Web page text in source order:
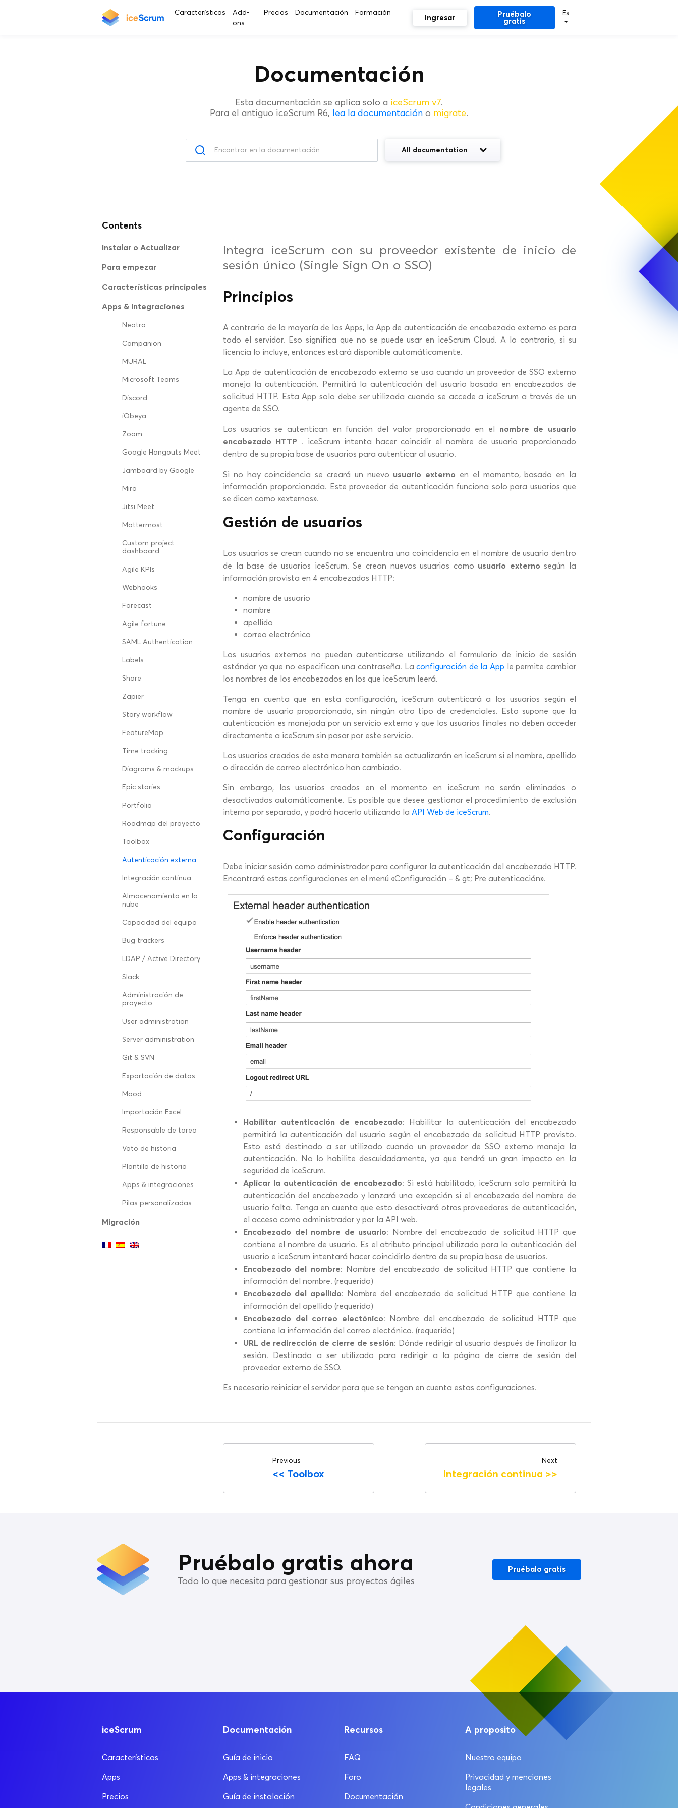
Características
Add-
ons
Precios Documentación Formación
Ingresar Pruébalo
gratis
Es
Documentación
Esta documentación se aplica solo a iceScrum v7.
Para el antiguo iceScrum R6, lea la documentación o migrate.
All documentation
Contents
Instalar o Actualizar
Para empezar
Características principales
Apps & integraciones
Neatro
Companion
MURAL
Microsoft Teams
Discord
iObeya
Zoom
Google Hangouts Meet
Jamboard by Google
Miro
Jitsi Meet
Mattermost
Custom project
dashboard
Agile KPIs
Webhooks
Forecast
Agile fortune
SAML Authentication
Labels
Share
Zapier
Story workflow
FeatureMap
Time tracking
Diagrams & mockups
Epic stories
Portfolio
Roadmap del proyecto
Toolbox
Autenticación externa
Integración continua
Almacenamiento en la
nube
Capacidad del equipo
Bug trackers
LDAP / Active Directory
Slack
Administración de
proyecto
User administration
Server administration
Git & SVN
Exportación de datos
Mood
Importación Excel
Responsable de tarea
Voto de historia
Plantilla de historia
Apps & integraciones
Pilas personalizadas
Migración
Integra iceScrum con su proveedor existente de inicio de
sesión único (Single Sign On o SSO)
Principios
A contrario de la mayoría de las Apps, la App de autenticación de encabezado externo es para
todo el servidor. Eso significa que no se puede usar en iceScrum Cloud. A lo contrario, si su
licencia lo incluye, entonces estará disponible automáticamente.
La App de autenticación de encabezado externo se usa cuando un proveedor de SSO externo
maneja la autenticación. Permitirá la autenticación del usuario basada en encabezados de
solicitud HTTP. Esta App solo debe ser utilizada cuando se accede a iceScrum a través de un
agente de SSO.
Los usuarios se autentican en función del valor proporcionado en el nombre de usuario
encabezado HTTP . iceScrum intenta hacer coincidir el nombre de usuario proporcionado
dentro de su propia base de usuarios para autenticar al usuario.
Si no hay coincidencia se creará un nuevo usuario externo en el momento, basado en la
información proporcionada. Este proveedor de autenticación funciona solo para usuarios que
se dicen como «externos».
Gestión de usuarios
Los usuarios se crean cuando no se encuentra una coincidencia en el nombre de usuario dentro
de la base de usuarios iceScrum. Se crean nuevos usuarios como usuario externosegún la
información provista en 4 encabezados HTTP:
nombre de usuario
nombre
apellido
correo electrónico
Los usuarios externos no pueden autenticarse utilizando el formulario de inicio de sesión
estándar ya que no especifican una contraseña. Laconfiguración de la App le permite cambiar
los nombres de los encabezados en los que iceScrum leerá.
Tenga en cuenta que en esta configuración, iceScrum autenticará a los usuarios según el
nombre de usuario proporcionado, sin ningún otro tipo de credenciales. Esto supone que la
autenticación es manejada por un servicio externo y que los usuarios finales no deben acceder
directamente a iceScrum sin pasar por este servicio.
Los usuarios creados de esta manera también se actualizarán en iceScrum si el nombre, apellido
o dirección de correo electrónico han cambiado.
Sin embargo, los usuarios creados en el momento en iceScrum no serán eliminados o
desactivados automáticamente. Es posible que desee gestionar el procedimiento de exclusión
interna por separado, y podrá hacerlo utilizando la API Web de iceScrum.
Configuración
Debe iniciar sesión como administrador para configurar la autenticación del encabezado HTTP.
Encontrará estas configuraciones en el menú «Configuración – & gt; Pre autenticación».
Habilitar autenticación de encabezado: Habilitar la autenticación del encabezado
permitirá la autenticación del usuario según el encabezado de solicitud HTTP provisto.
Esto está destinado a ser utilizado cuando un proveedor de SSO externo maneja la
autenticación. No lo habilite descuidadamente, ya que tendrá un gran impacto en la
seguridad de iceScrum.
Aplicar la autenticación de encabezado: Si está habilitado, iceScrum solo permitirá la
autenticación del encabezado y lanzará una excepción si el encabezado del nombre de
usuario falta. Tenga en cuenta que esto desactivará otros proveedores de autenticación,
el acceso como administrador y por la API web.
Encabezado del nombre de usuario: Nombre del encabezado de solicitud HTTP que
contiene el nombre de usuario. Es el atributo principal utilizado para la autenticación del
usuario e iceScrum intentará hacer coincidirlo dentro de su propia base de usuarios.
Encabezado del nombre: Nombre del encabezado de solicitud HTTP que contiene la
información del nombre. (requerido)
Encabezado del apellido: Nombre del encabezado de solicitud HTTP que contiene la
información del apellido (requerido)
Encabezado del correo electónico: Nombre del encabezado de solicitud HTTP que
contiene la información del correo electónico. (requerido)
URL de redirección de cierre de sesión: Dónde redirigir al usuario después de finalizar la
sesión. Destinado a ser utilizado para redirigir a la página de cierre de sesión del
proveedor externo de SSO.
Es necesario reiniciar el servidor para que se tengan en cuenta estas configuraciones.
Previous
<< Toolbox
Next
Integración continua >>
Pruébalo gratis ahora
Todo lo que necesita para gestionar sus proyectos ágiles
Pruébalo gratis
iceScrum
Características
Apps
Precios
Documentación
Guía de inicio
Apps & integraciones
Guía de instalación
Recursos
FAQ
Foro
Documentación
A proposito
Nuestro equipo
Privacidad y menciones
legales